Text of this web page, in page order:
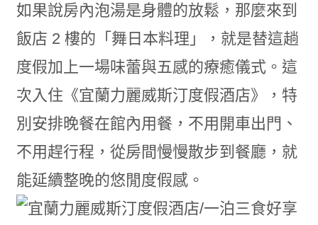
如果說房內泡湯是身體的放鬆，那麼來到
飯店 2 樓的「舞日本料理」，就是替這趟
度假加上一場味蕾與五感的療癒儀式。這
次入住《宜蘭力麗威斯汀度假酒店》，特
別安排晚餐在館內用餐，不用開車出門、
不用趕行程，從房間慢慢散步到餐廳，就
能延續整晚的悠閒度假感。